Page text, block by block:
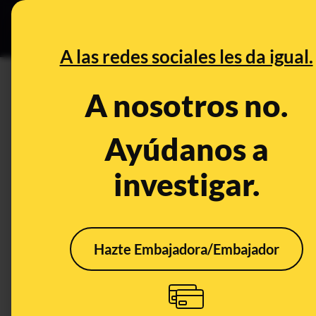
A las redes sociales les da igual.
A nosotros no.
Ayúdanos a
investigar.
Hazte Embajadora/Embajador
viróloga china
viróloga china Li-Meng